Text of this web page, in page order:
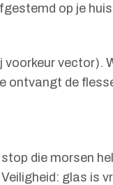
op je
vector).
ontvangt de
die morsen
glas is